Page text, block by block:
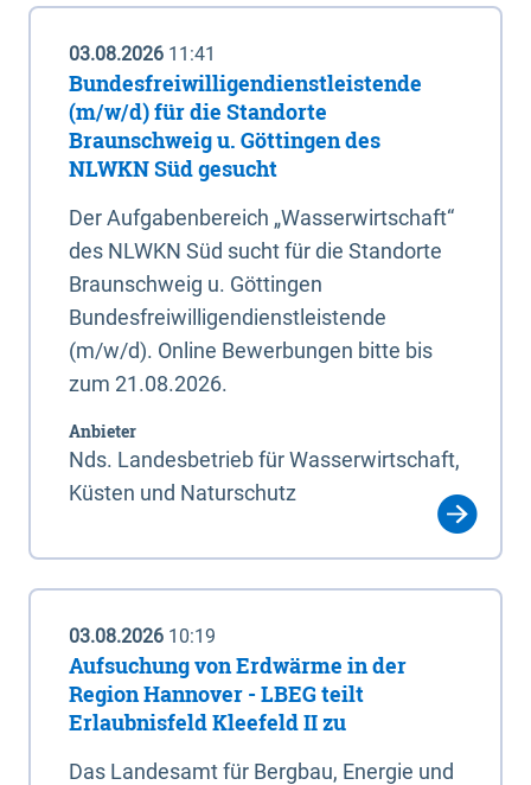
03.08.2026 11:41
Bundesfreiwilligendienstleistende
(m/w/d) für die Standorte
Braunschweig u. Göttingen des
NLWKN Süd gesucht
Der Aufgabenbereich „Wasserwirtschaft“
des NLWKN Süd sucht für die Standorte
Braunschweig u. Göttingen
Bundesfreiwilligendienstleistende
(m/w/d). Online Bewerbungen bitte bis
zum 21.08.2026.
Anbieter
Nds. Landesbetrieb für Wasserwirtschaft,
Küsten und Naturschutz
03.08.2026 10:19
Aufsuchung von Erdwärme in der
Region Hannover - LBEG teilt
Erlaubnisfeld Kleefeld II zu
Das Landesamt für Bergbau, Energie und